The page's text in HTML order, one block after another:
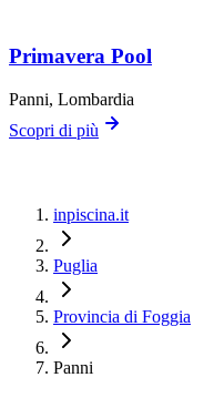
Primavera Pool
Panni, Lombardia
Scopri di più
inpiscina.it
Puglia
Provincia di Foggia
Panni